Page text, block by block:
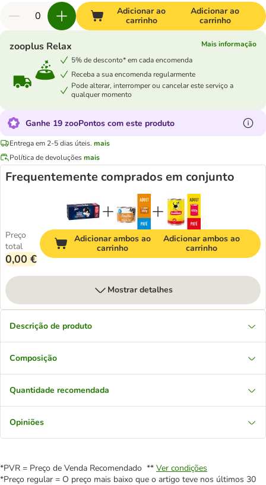
Adicionar ao
carrinho
Adicionar ao
carrinho
zooplus Relax
Mais informação
5% de desconto* em cada encomenda
Receba a sua encomenda regularmente
Pode alterar, interromper ou cancelar este serviço a
qualquer momento
Ganhe 19 zooPontos com este produto
Entrega em 2-5 dias úteis. mais
Política de devoluçõesmais
Frequentemente comprados em conjunto
Preço
total
0,00 €
Adicionar ambos ao
carrinho
Adicionar ambos ao
carrinho
Mostrar detalhes
Descrição de produto
Composição
Quantidade recomendada
Opiniões
*PVR = Preço de Venda Recomendado ** Ver condições
*Preço regular = O preço mais baixo que o artigo teve nos últimos 30